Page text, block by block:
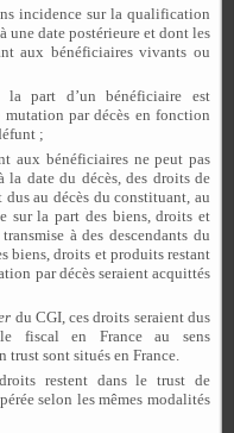
incidence sur la qualification
une date postérieure et dont les
aux bénéficiaires vivants ou
part d’un bénéficiaire est
par décès en fonction
;
aux bénéficiaires ne peut pas
la date du décès, des droits de
dus au décès du constituant, au
sur la part des biens, droits et
à des descendants du
biens, droits et produits restant
par décès seraient acquittés
du CGI, ces droits seraient dus
fiscal en France au sens
trust sont situés en France.
restent dans le trust de
selon les mêmes modalités